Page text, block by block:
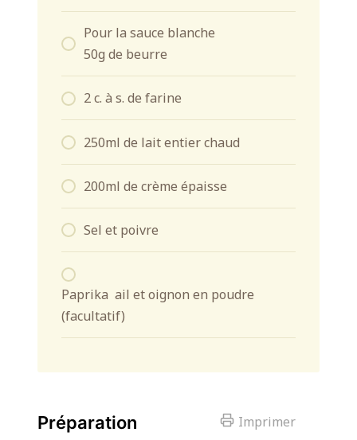
Pour la sauce blanche
50g de beurre
2 c. à s. de farine
250ml de lait entier chaud
200ml de crème épaisse
Sel et poivre
Paprika ail et oignon en poudre
(facultatif)
Imprimer
Préparation